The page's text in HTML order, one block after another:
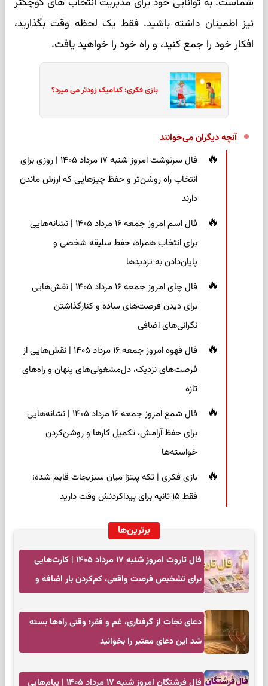
نیز اطمینان داشته باشید. فقط یک لحظه وقت بگذارید،
افکار خود را جمع کنید، و راه خود را خواهید یافت.
بازی فکری؛ کدامیک زودتر می میرد؟
آنچه دیگران می‌خوانند
فال سرنوشت امروز شنبه ۱۷ مرداد ۱۴۰۵ | روزی برای
انتخاب راه روشن‌تر و حفظ چیزهایی که ارزش ماندن
دارند
فال اسم امروز جمعه ۱۶ مرداد ۱۴۰۵ | نشانه‌هایی
برای انتخاب همراه، حفظ سلیقه شخصی و
پایان‌دادن به تردیدها
فال چای امروز جمعه ۱۶ مرداد ۱۴۰۵ | نقش‌هایی
برای دیدن فرصت‌های ساده و کنارگذاشتن
نگرانی‌های اضافی
فال قهوه امروز جمعه ۱۶ مرداد ۱۴۰۵ | نقش‌هایی از
فرصت‌های نزدیک، دل‌مشغولی‌های پنهان و راه‌های
تازه
فال شمع امروز جمعه ۱۶ مرداد ۱۴۰۵ | نشانه‌هایی
برای حفظ آرامش، تکمیل کارها و روشن‌کردن
خواسته‌ها
بازی فکری | تکه پیتزا میان سبزیجات قایم شده؛
فقط ۱۵ ثانیه برای پیداکردنش وقت دارید
برترین‌ها
فال تاروت امروز شنبه ۱۷ مرداد ۱۴۰۵ | کارت‌هایی
برای تشخیص فرصت واقعی، کم‌کردن بار اضافه و
دعای نجات از گرفتاری، غم و فقر؛ وقتی راه‌ها بسته
شد این دعای معتبر را بخوانید
فال فرشتگان امروز شنبه ۱۷ مرداد ۱۴۰۵ | پیام‌هایی